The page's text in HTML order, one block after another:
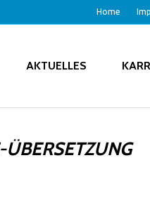
Home
AKTUELLES